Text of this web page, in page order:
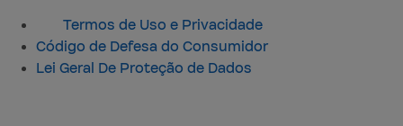
Termos de Uso e Privacidade
Código de Defesa do Consumidor
Lei Geral De Proteção de Dados